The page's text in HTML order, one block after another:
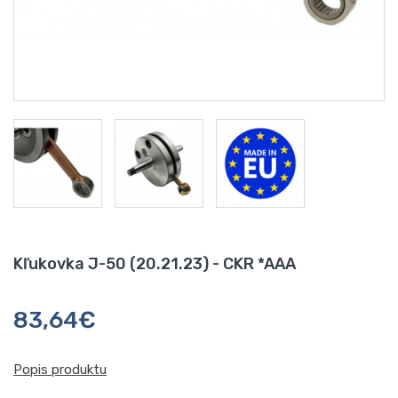
Kľukovka J-50 (20.21.23) - CKR *AAA
83,64€
Popis produktu